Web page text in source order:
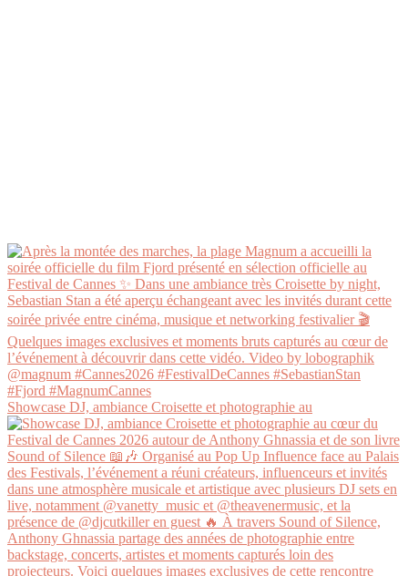
Showcase DJ, ambiance Croisette et photographie au